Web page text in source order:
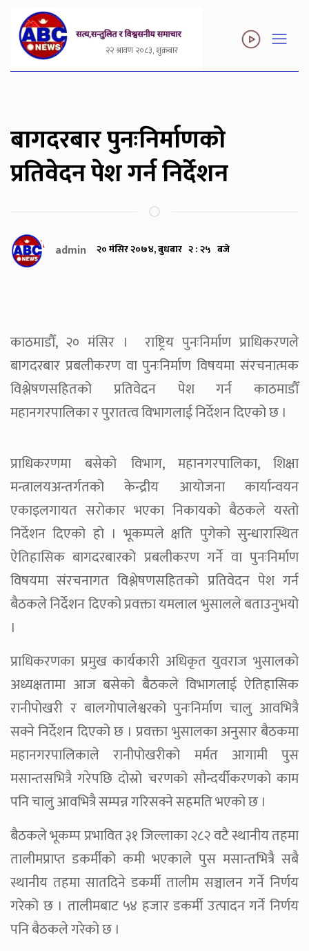
२२ श्रावण २०८३, शुक्रबार
बागदरबार पुनःनिर्माणको
प्रतिवेदन पेश गर्न निर्देशन
admin २० मंसिर २०७४, बुधबार २ : २५ बजे
काठमाडौँ, २० मंसिर । राष्ट्रिय पुनःनिर्माण प्राधिकरणले
बागदरबार प्रबलीकरण वा पुनःनिर्माण विषयमा संरचनात्मक
विश्लेषणसहितको प्रतिवेदन पेश गर्न काठमाडौँ
महानगरपालिका र पुरातत्व विभागलाई निर्देशन दिएको छ ।
प्राधिकरणमा बसेको विभाग, महानगरपालिका, शिक्षा
मन्त्रालयअन्तर्गतको केन्द्रीय आयोजना कार्यान्वयन
एकाइलगायत सरोकार भएका निकायको बैठकले यस्तो
निर्देशन दिएको हो । भूकम्पले क्षति पुगेको सुन्धारास्थित
ऐतिहासिक बागदरबारको प्रबलीकरण गर्ने वा पुनःनिर्माण
विषयमा संरचनागत विश्लेषणसहितको प्रतिवेदन पेश गर्न
बैठकले निर्देशन दिएको प्रवक्ता यमलाल भुसालले बताउनुभयो
।
प्राधिकरणका प्रमुख कार्यकारी अधिकृत युवराज भुसालको
अध्यक्षतामा आज बसेको बैठकले विभागलाई ऐतिहासिक
रानीपोखरी र बालगोपालेश्वरको पुनःनिर्माण चालु आवभित्रै
सक्ने निर्देशन दिएको छ । प्रवक्ता भुसालका अनुसार बैठकमा
महानगरपालिकाले रानीपोखरीको मर्मत आगामी पुस
मसान्तसभित्रै गरेपछि दोस्रो चरणको सौन्दर्यीकरणको काम
पनि चालु आवभित्रै सम्पन्न गरिसक्ने सहमति भएको छ ।
बैठकले भूकम्प प्रभावित ३१ जिल्लाका २८२ वटै स्थानीय तहमा
तालीमप्राप्त डकर्मीको कमी भएकाले पुस मसान्तभित्रै सबै
स्थानीय तहमा सातदिने डकर्मी तालीम सञ्चालन गर्ने निर्णय
गरेको छ । तालीमबाट ५४ हजार डकर्मी उत्पादन गर्ने निर्णय
पनि बैठकले गरेको छ ।